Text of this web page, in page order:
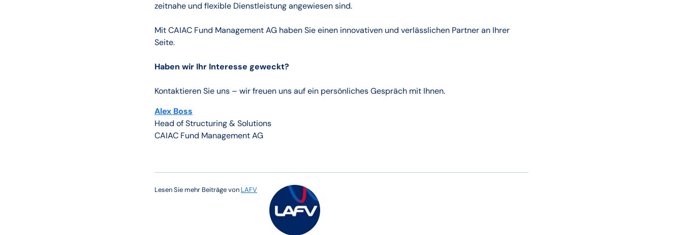
zeitnahe und flexible Dienstleistung angewiesen sind.
Mit CAIAC Fund Management AG haben Sie einen innovativen und verlässlichen Partner an Ihrer
Seite.
Haben wir Ihr Interesse geweckt?
Kontaktieren Sie uns – wir freuen uns auf ein persönliches Gespräch mit Ihnen.
Alex Boss
Head of Structuring & Solutions
CAIAC Fund Management AG
Lesen Sie mehr Beiträge von LAFV